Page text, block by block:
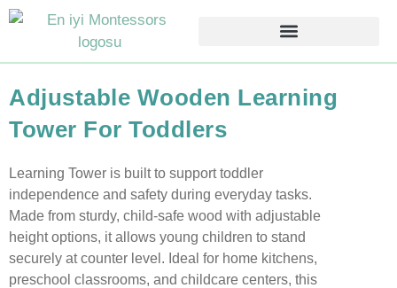
Adjustable Wooden Learning
Tower For Toddlers
Learning Tower is built to support toddler
independence and safety during everyday tasks.
Made from sturdy, child-safe wood with adjustable
height options, it allows young children to stand
securely at counter level. Ideal for home kitchens,
preschool classrooms, and childcare centers, this